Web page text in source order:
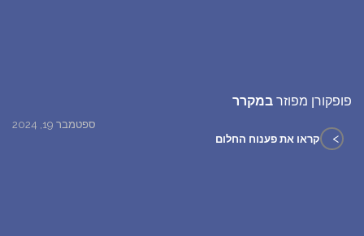
פופקורן מפוזר במקרר
ספטמבר 19, 2024
> קראו את פענוח החלום